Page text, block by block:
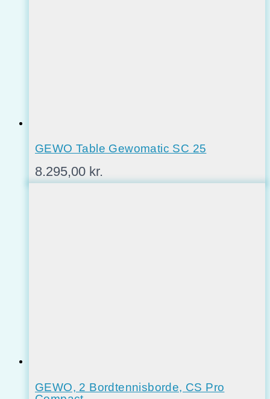
GEWO Table Gewomatic SC 25
8.295,00 kr.
GEWO, 2 Bordtennisborde, CS Pro